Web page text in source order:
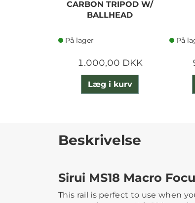
CARBON TRIPOD W/
BALLHEAD
På lager
1.000,00 DKK
Læg i kurv
På
Beskrivelse
Sirui MS18 Macro
This rail is perfect to use when